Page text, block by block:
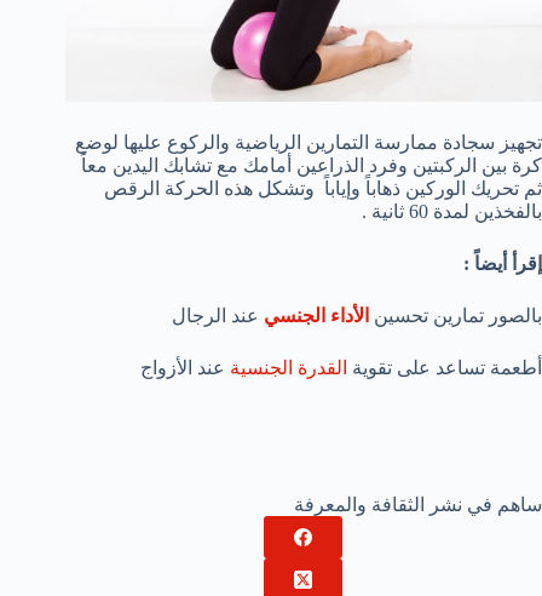
تجهيز سجادة ممارسة التمارين الرياضية والركوع عليها لوضع
كرة بين الركبتين وفرد الذراعين أمامك مع تشابك اليدين معاً
ثم تحريك الوركين ذهاباً وإياباً وتشكل هذه الحركة الرقص
بالفخذين لمدة 60 ثانية .
إقرأ أيضاً :
بالصور تمارين تحسين الأداء الجنسي عند الرجال
أطعمة تساعد على تقوية القدرة الجنسية عند الأزواج
ساهم في نشر الثقافة والمعرفة